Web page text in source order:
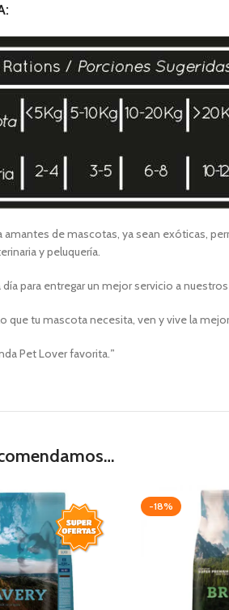
amantes de mascotas, ya sean exóticas,
y peluquería.
para entregar un mejor servicio a
tu mascota necesita, ven y vive la
Pet Lover favorita.”
-18%